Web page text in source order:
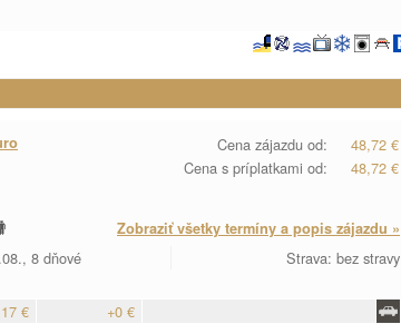
Cena zájazdu od:
48,72 €
Cena s príplatkami od:
48,72 €
Zobraziť všetky termíny a popis zájazdu »
8 dňové Strava: bez stravy
€
+0 €